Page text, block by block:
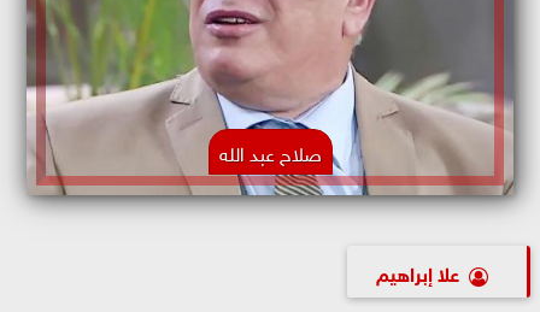
صلاح عبد الله
علا إبراهيم